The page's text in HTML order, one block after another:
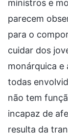
ministros e
parecem
para o
cuidar dos
monárquica e
todas
não tem
incapaz de
resulta da